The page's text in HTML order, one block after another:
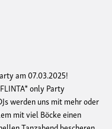
am 07.03.2025!
only Party
werden uns mit mehr oder
mit viel Böcke einen